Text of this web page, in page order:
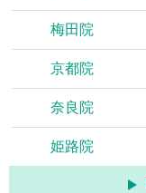
梅田院
京都院
奈良院
姫路院